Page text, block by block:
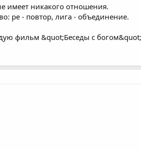
имеет никакого отношения.
ре - повтор, лига - объединение.
фильм &quot;Беседы с